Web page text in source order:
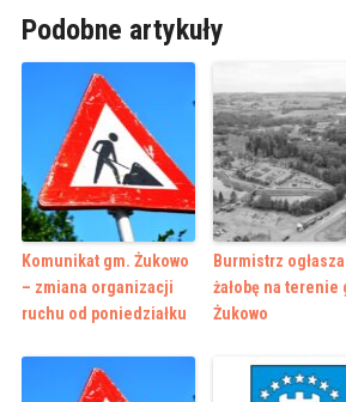
Podobne artykuły
Komunikat gm. Żukowo
– zmiana organizacji
ruchu od poniedziałku
Burmistrz ogłasza
żałobę na terenie
Żukowo